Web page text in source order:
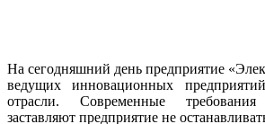
На сегодняшний день предприятие
ведущих инновационных
отрасли. Современные
заставляют предприятие не